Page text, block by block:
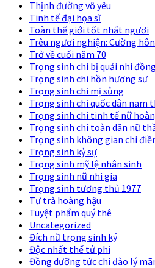
Thịnh đường vô yêu
Tinh tế đại họa sĩ
Toàn thế giới tốt nhất ngươi
Trêu ngươi nghiện: Cường
Trở về cuối năm 70
Trọng sinh chi bị quải nhi
Trọng sinh chi hồn hương sư
Trọng sinh chi mị sủng
Trọng sinh chi quốc dân nam
Trọng sinh chi tinh tế nữ
Trọng sinh chi toàn dân nữ
Trọng sinh không gian chi
Trọng sinh kỷ sự
Trọng sinh mỹ lệ nhân sinh
Trọng sinh nữ nhi gia
Trọng sinh tương thủ 1977
Tư trà hoàng hậu
Tuyệt phẩm quý thê
Uncategorized
Đích nữ trọng sinh ký
Độc nhất thế tử phi
Đồng dưỡng tức chi đào lý